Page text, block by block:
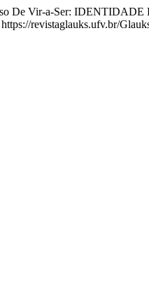
De Vir-a-Ser:
revistaglauks.ufv.br/